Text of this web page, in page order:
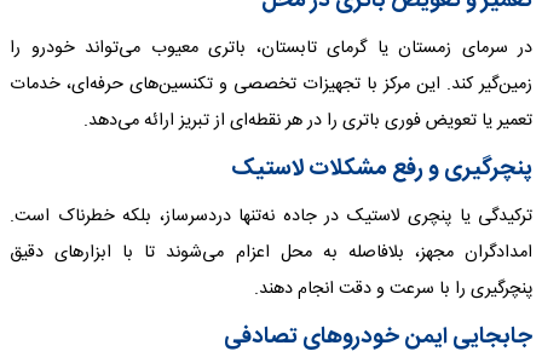
در سرمای زمستان یا گرمای تابستان، باتری معیوب می‌تواند خودرو را
زمین‌گیر کند. این مرکز با تجهیزات تخصصی و تکنسین‌های حرفه‌ای، خدمات
تعمیر یا تعویض فوری باتری را در هر نقطه‌ای از تبریز ارائه می‌دهد.
پنچرگیری و رفع مشکلات لاستیک
ترکیدگی یا پنچری لاستیک در جاده نه‌تنها دردسرساز، بلکه خطرناک است.
امدادگران مجهز، بلافاصله به محل اعزام می‌شوند تا با ابزارهای دقیق
پنچرگیری را با سرعت و دقت انجام دهند.
جابجایی ایمن خودروهای تصادفی